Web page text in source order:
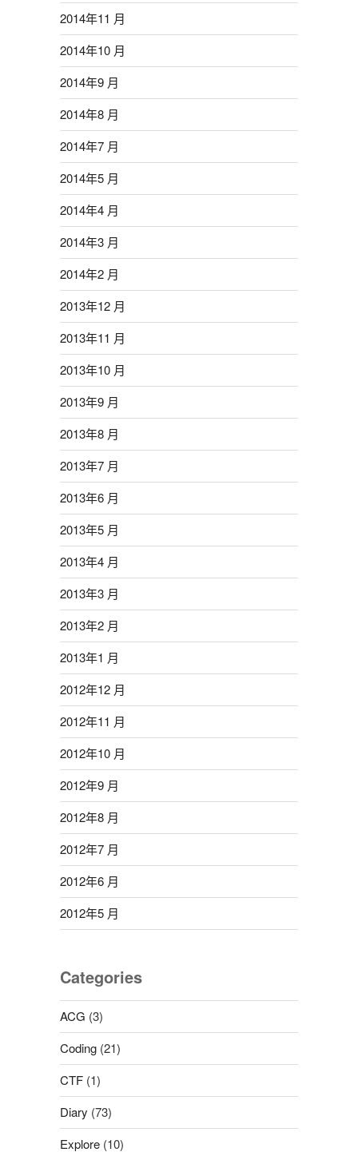
2014年11 月
2014年10 月
2014年9 月
2014年8 月
2014年7 月
2014年5 月
2014年4 月
2014年3 月
2014年2 月
2013年12 月
2013年11 月
2013年10 月
2013年9 月
2013年8 月
2013年7 月
2013年6 月
2013年5 月
2013年4 月
2013年3 月
2013年2 月
2013年1 月
2012年12 月
2012年11 月
2012年10 月
2012年9 月
2012年8 月
2012年7 月
2012年6 月
2012年5 月
Categories
ACG (3)
Coding(21)
CTF(1)
Diary (73)
Explore(10)